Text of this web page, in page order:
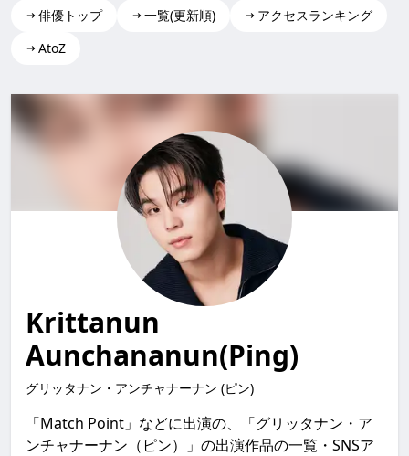
俳優トップ 一覧(更新順)
アクセスランキング
AtoZ
Krittanun Aunchananun(Ping)
グリッタナン・アンチャナーナン (ピン)
Krittanun
Aunchananun(Ping)
グリッタナン・アンチャナーナン (ピン)
「Match Point」などに出演の、「グリッタナン・ア
ンチャナーナン（ピン）」の出演作品の一覧・SNSア